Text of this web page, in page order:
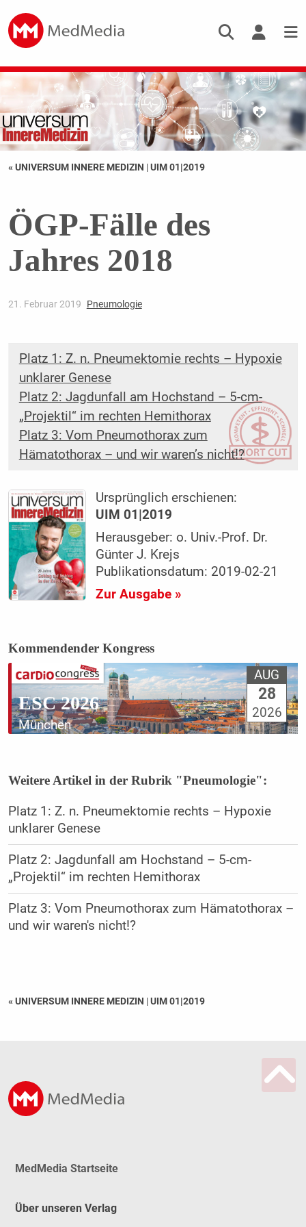
« UNIVERSUM INNERE MEDIZIN |UIM 01|2019
ÖGP-Fälle des
Jahres 2018
21. Februar 2019 Pneumologie
Platz 1: Z. n. Pneumektomie rechts – Hypoxie
unklarer Genese
Platz 2: Jagdunfall am Hochstand – 5-cm-
„Projektil“ im rechten Hemithorax
Platz 3: Vom Pneumothorax zum
Hämatothorax – und wir waren’s nicht!?
Ursprünglich erschienen:
UIM 01|2019
Herausgeber: o. Univ.-Prof. Dr.
Günter J. Krejs
Publikationsdatum: 2019-02-21
Zur Ausgabe »
Kommendender Kongress
ESC 2026
München
AUG
28
2026
Weitere Artikel in der Rubrik "Pneumologie":
Platz 1: Z. n. Pneumektomie rechts – Hypoxie
unklarer Genese
Platz 2: Jagdunfall am Hochstand – 5-cm-
„Projektil“ im rechten Hemithorax
Platz 3: Vom Pneumothorax zum Hämatothorax –
und wir waren's nicht!?
« UNIVERSUM INNERE MEDIZIN |UIM 01|2019
MedMedia Startseite
Über unseren Verlag